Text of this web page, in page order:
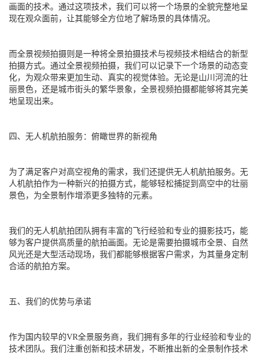
画面的技术。通过这项技术，我们可以将一个场景的全貌完整地呈
现在观众面前，让其能够全方位地了解场景的具体情况。
而全景视频拍摄则是一种将全景拍摄技术与视频技术相结合的新型
拍摄方式。通过全景视频拍摄，我们可以记录下一个场景的动态变
化，为观众带来更加生动、真实的视觉体验。无论是山川河流的壮
丽景色，还是城市街头的繁华景象，全景视频拍摄都能够将其完美
地呈现出来。
四、无人机航拍服务：俯瞰世界的新视角
为了满足客户对高空视角的需求，我们还提供无人机航拍服务。无
人机航拍作为一种新兴的拍摄方式，能够轻松捕捉到高空中的壮丽
景色，为全景制作增添更多独特的元素。
我们的无人机航拍团队拥有丰富的飞行经验和专业的摄影技巧，能
够为客户提供高质量的航拍画面。无论是需要拍摄城市全景、自然
风光还是大型活动现场，我们都能够根据客户需求，为其量身定制
合适的航拍方案。
五、我们的优势与承诺
作为国内较早的VR全景服务商，我们拥有多年的行业经验和专业的
技术团队。我们注重创新和技术研发，不断推出新的全景制作技术